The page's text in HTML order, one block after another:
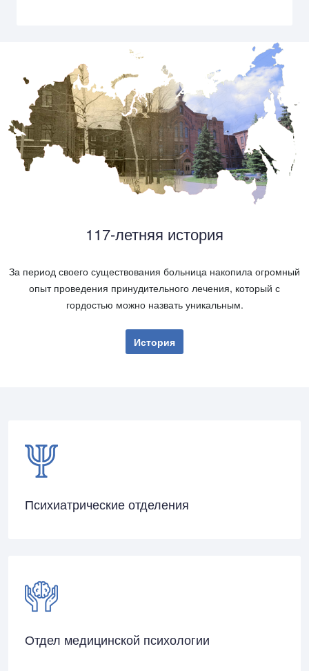
117-летняя история
За период своего суще­ствования больница накопила огромный
опыт проведения принудительного лечения, который с
гордостью можно назвать уникальным.
История
Психиатрические отделения
Отдел медицинской психологии